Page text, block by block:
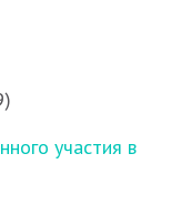
участия в